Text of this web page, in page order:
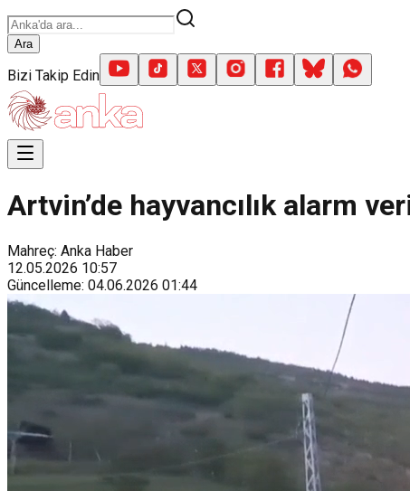
Ara
Bizi Takip Edin
Artvin’de hayvancılık alarm
Mahreç: Anka Haber
12.05.2026 10:57
Güncelleme: 04.06.2026 01:44